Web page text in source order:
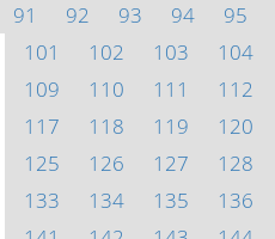
91
92 93 94 95
101
102 103 104
109
110 111 112
117
118 119 120
125
126 127 128
133
134 135 136